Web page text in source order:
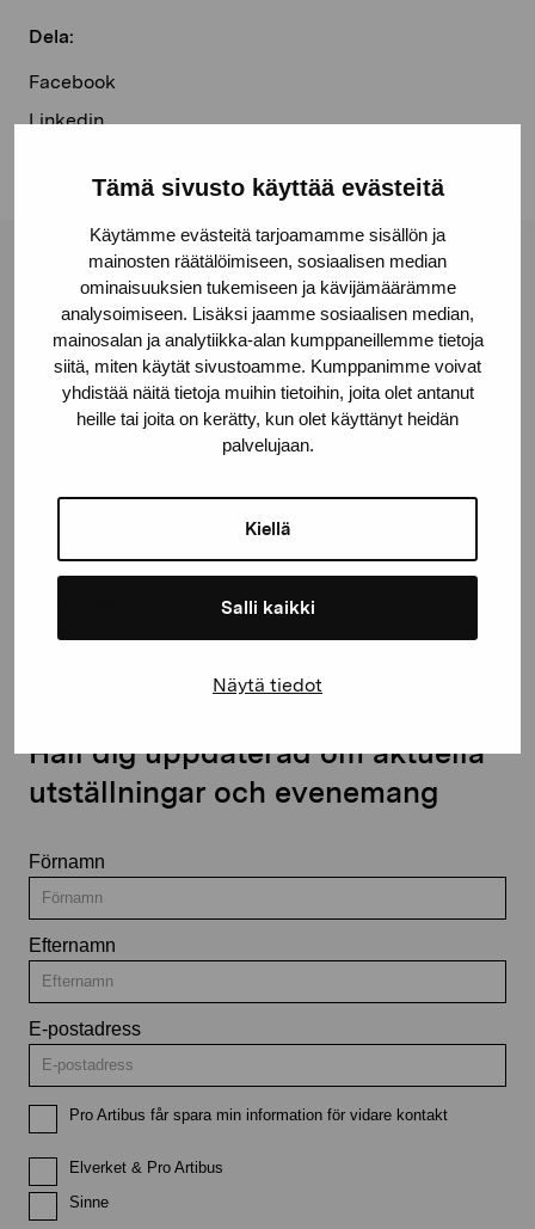
Tämä sivusto käyttää evästeitä
Käytämme evästeitä tarjoamamme sisällön ja
mainosten räätälöimiseen, sosiaalisen median
ominaisuuksien tukemiseen ja kävijämäärämme
analysoimiseen. Lisäksi jaamme sosiaalisen median,
mainosalan ja analytiikka-alan kumppaneillemme tietoja
siitä, miten käytät sivustoamme. Kumppanimme voivat
yhdistää näitä tietoja muihin tietoihin, joita olet antanut
heille tai joita on kerätty, kun olet käyttänyt heidän
palvelujaan.
Kiellä
Salli kaikki
Näytä tiedot
Dela:
Facebook
Linkedin
Stiftelsen Pro Artibus
Gustav Wasas gata 11
10600 Ekenäs
proartibus@proartibus.fi
Håll dig uppdaterad om aktuella
utställningar och evenemang
Förnamn
Efternamn
E-postadress
Pro Artibus får spara min information för vidare kontakt
Elverket & Pro Artibus
Sinne